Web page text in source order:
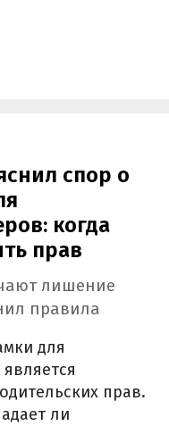
спор о
когда
прав
лишение
правила
для
прав.
ли